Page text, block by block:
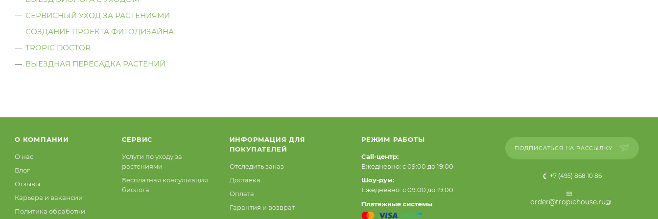
СЕРВИСНЫЙ УХОД ЗА РАСТЕНИЯМИ
СОЗДАНИЕ ПРОЕКТА ФИТОДИЗАЙНА
TROPIC DOCTOR
ВЫЕЗДНАЯ ПЕРЕСАДКА РАСТЕНИЙ
О КОМПАНИИ
О нас
Блог
Отзывы
Карьера и вакансии
Политика обработки
СЕРВИС
Услуги по уходу за
растениями
Бесплатная консультация
биолога
ИНФОРМАЦИЯ ДЛЯ
ПОКУПАТЕЛЕЙ
Отследить заказ
Доставка
Оплата
Гарантия и возврат
РЕЖИМ РАБОТЫ
Call-центр:
Ежедневно: с 09:00 до 19:00
Шоу-рум:
Ежедневно: с 09:00 до 19:00
ПОДПИСАТЬСЯ НА РАССЫЛКУ
+7 (495) 868 10 86
order@tropichouse.ru